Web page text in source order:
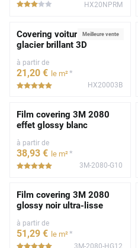
***** HX20NPRM
Meilleure vente
Covering voiture blanc
glacier brillant 3D
à partir de
21,20 € le m²*
HX20003B
Film covering 3M 2080
effet glossy blanc
à partir de
38,93 € le m²*
3M-2080-G10
Film covering 3M 2080
glossy noir ultra-lisse
à partir de
51,29 € le m²*
3M-2080-HG12